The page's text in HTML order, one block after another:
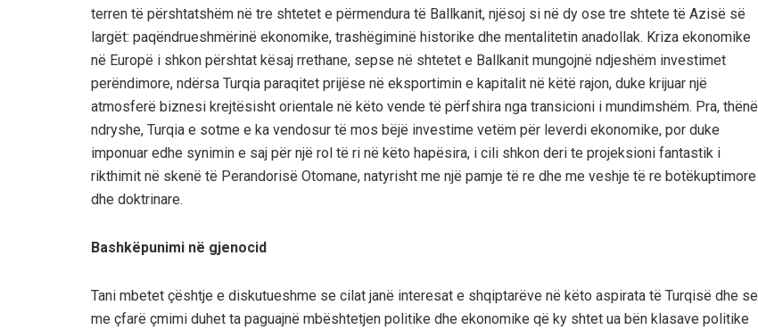
terren të përshtatshëm në tre shtetet e përmendura të Ballkanit, njësoj si në dy ose tre shtete të Azisë së
largët: paqëndrueshmërinë ekonomike, trashëgiminë historike dhe mentalitetin anadollak. Kriza ekonomike
në Europë i shkon përshtat kësaj rrethane, sepse në shtetet e Ballkanit mungojnë ndjeshëm investimet
perëndimore, ndërsa Turqia paraqitet prijëse në eksportimin e kapitalit në këtë rajon, duke krijuar një
atmosferë biznesi krejtësisht orientale në këto vende të përfshira nga transicioni i mundimshëm. Pra, thënë
ndryshe, Turqia e sotme e ka vendosur të mos bëjë investime vetëm për leverdi ekonomike, por duke
imponuar edhe synimin e saj për një rol të ri në këto hapësira, i cili shkon deri te projeksioni fantastik i
rikthimit në skenë të Perandorisë Otomane, natyrisht me një pamje të re dhe me veshje të re botëkuptimore
dhe doktrinare.
Bashkëpunimi në gjenocid
Tani mbetet çështje e diskutueshme se cilat janë interesat e shqiptarëve në këto aspirata të Turqisë dhe se
me çfarë çmimi duhet ta paguajnë mbështetjen politike dhe ekonomike që ky shtet ua bën klasave politike